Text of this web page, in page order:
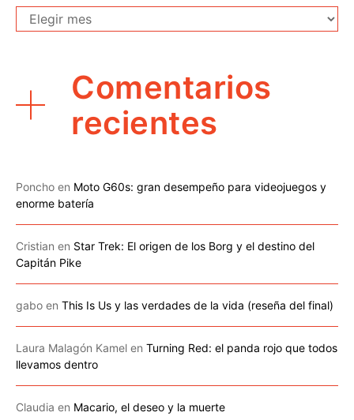
Archivo
Comentarios
recientes
Poncho en Moto G60s: gran desempeño para videojuegos y
enorme batería
Cristian en Star Trek: El origen de los Borg y el destino del
Capitán Pike
gabo en This Is Us y las verdades de la vida (reseña del final)
Laura Malagón Kamel en Turning Red: el panda rojo que todos
llevamos dentro
Claudia en Macario, el deseo y la muerte